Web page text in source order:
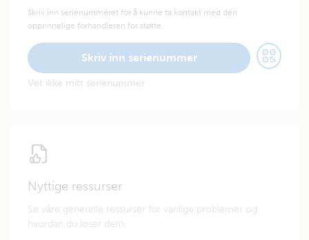
Skriv inn serienummeret for å kunne ta kontakt med den
opprinnelige forhandleren for støtte.
Skriv inn serienummer
Vet ikke mitt serienummer
Nyttige ressurser
Se våre generelle ressurser for vanlige problemer og
hvordan du løser dem.